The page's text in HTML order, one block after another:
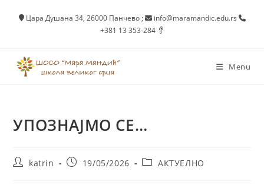
Цара Душана 34, 26000 Панчево;
info@maramandic.edu.rs
+381 13 353-284
Menu
УПОЗНАЈМО СЕ…
Postkatrin
Post19/05/2026
PostАКТУЕЛНО